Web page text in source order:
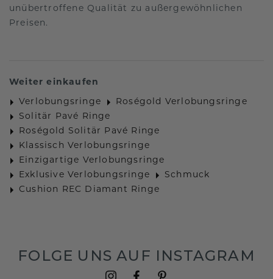
unübertroffene Qualität zu außergewöhnlichen
Preisen.
Weiter einkaufen
Verlobungsringe
Roségold Verlobungsringe
Solitär Pavé Ringe
Roségold Solitär Pavé Ringe
Klassisch Verlobungsringe
Einzigartige Verlobungsringe
Exklusive Verlobungsringe
Schmuck
Cushion REC Diamant Ringe
FOLGE UNS AUF INSTAGRAM